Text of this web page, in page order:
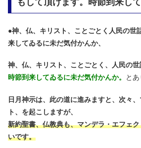
もして頂けます。時節到来して
●神、仏、キリスト、ことごとく人民の世
来してゐるに未だ気付かんか、
神、仏、キリスト、ことごとく、人民の世
時節到来してゐるに未だ気付かんか。
とあ
日月神示は、此の道に進みますと、次々
ト、を起こしますが、
新約聖書、仏教典も、マンデラ・エフェ
いです。